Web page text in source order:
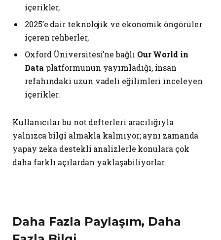
içerikler,
2025’e dair teknolojik ve ekonomik öngörüler
içeren rehberler,
Oxford Üniversitesi’ne bağlı Our World in
Data platformunun yayımladığı, insan
refahındaki uzun vadeli eğilimleri inceleyen
içerikler.
Kullanıcılar bu not defterleri aracılığıyla
yalnızca bilgi almakla kalmıyor; aynı zamanda
yapay zeka destekli analizlerle konulara çok
daha farklı açılardan yaklaşabiliyorlar.
Daha Fazla Paylaşım, Daha